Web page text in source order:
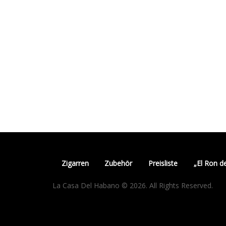
Zigarren Zubehör Preisliste „El Ron
La Casa Del Habano © 2026. All Rights Reserved.